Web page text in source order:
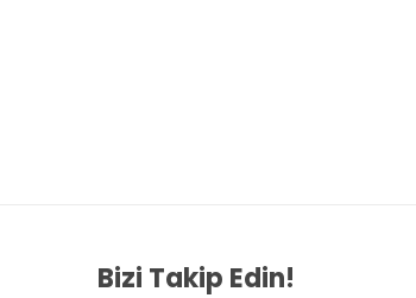
Bizi Takip Edin!